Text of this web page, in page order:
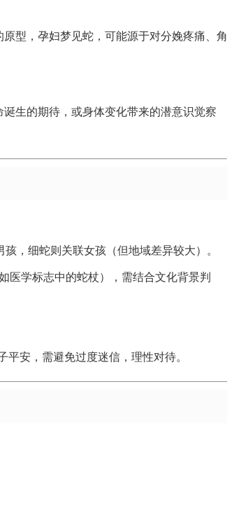
型，孕妇梦见蛇，可能源于对分娩疼痛、角
生的期待，或身体变化带来的潜意识觉察
孩，细蛇则关联女孩（但地域差异较大）。
医学标志中的蛇杖），需结合文化背景判
安，需避免过度迷信，理性对待。